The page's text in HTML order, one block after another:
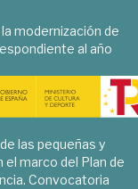
modernización de
al año
las pequeñas y
marco del Plan de
Convocatoria